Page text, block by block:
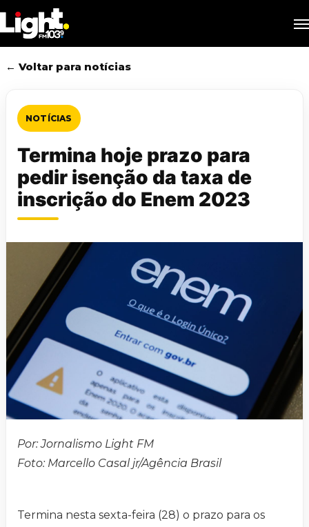
to
main
content
← Voltar para notícias
NOTÍCIAS
Termina hoje prazo para
pedir isenção da taxa de
inscrição do Enem 2023
Por: Jornalismo Light FM
Foto: Marcello Casal jr/Agência Brasil
Termina nesta sexta-feira (28) o prazo para os